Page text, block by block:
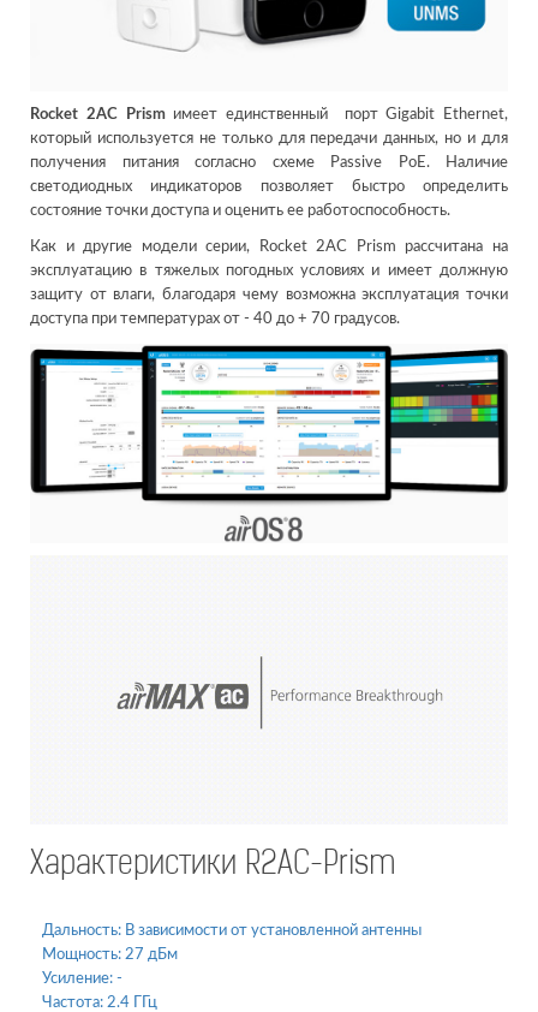
Rocket 2AC Prismимеет единственный порт Gigabit Ethernet,
который используется не только для передачи данных, но и для
получения питания согласно схеме Passive PoE. Наличие
светодиодных индикаторов позволяет быстро определить
состояние точки доступа и оценить ее работоспособность.
Как и другие модели серии, Rocket 2AC Prism рассчитана на
эксплуатацию в тяжелых погодных условиях и имеет должную
защиту от влаги, благодаря чему возможна эксплуатация точки
доступа при температурах от - 40 до + 70 градусов.
Характеристики R2AC-Prism
Дальность: В зависимости от установленной антенны
Мощность: 27 дБм
Усиление: -
Частота: 2.4 ГГц